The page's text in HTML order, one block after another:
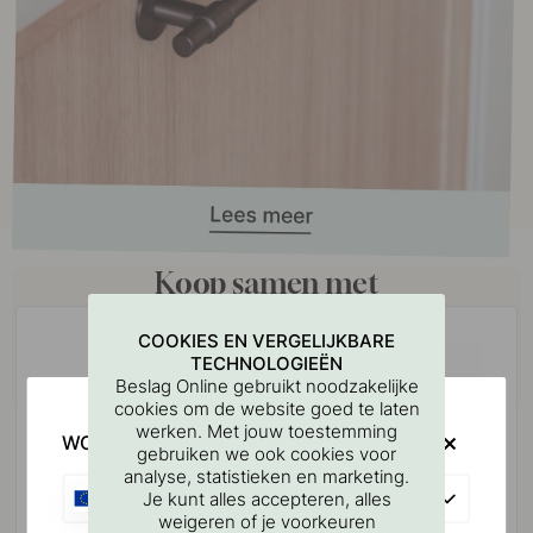
Koop samen met
COOKIES EN VERGELIJKBARE
TECHNOLOGIEËN
Beslag Online gebruikt noodzakelijke
cookies om de website goed te laten
werken. Met jouw toestemming
gebruiken we ook cookies voor
analyse, statistieken en marketing.
Je kunt alles accepteren, alles
weigeren of je voorkeuren
WOULD YOU RATHER VISIT?